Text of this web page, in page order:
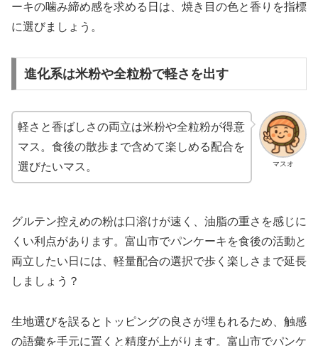
ーキの噛み締め感を求める日は、焼き目の色と香りを指標
に選びましょう。
進化系は米粉や全粒粉で軽さを出す
マスオ
軽さと香ばしさの両立は米粉や全粒粉が得意
マス。食後の散歩まで含めて楽しめる配合を
選びたいマス。
グルテン控えめの粉は口溶けが速く、油脂の重さを感じに
くい利点があります。富山市でパンケーキを食後の活動と
両立したい日には、軽量配合の選択で歩く楽しさまで延長
しましょう？
生地選びを誤るとトッピングの良さが埋もれるため、触感
の語彙を手元に置くと精度が上がります。富山市でパンケ